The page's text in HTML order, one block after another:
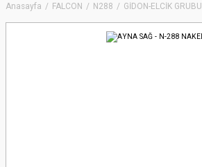
Anasayfa FALCON N288 GİDON-ELCİK GRUBU